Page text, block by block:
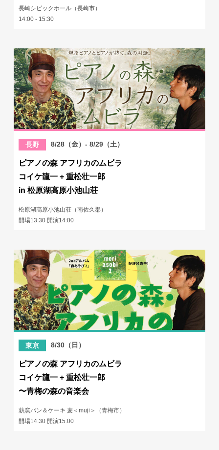
長崎シビックホール（長崎市）
14:00 - 15:30
長野 8/28（金）- 8/29（土）
ピアノの森 アフリカのムビラ
コイケ龍一 + 重松壮一郎
in 松原湖高原小池山荘
松原湖高原小池山荘（南佐久郡）
開場13:30 開演14:00
東京 8/30（日）
ピアノの森 アフリカのムビラ
コイケ龍一 + 重松壮一郎
〜青梅の森の音楽会
薪窯パン＆ケーキ 麦＜muji＞（青梅市）
開場14:30 開演15:00